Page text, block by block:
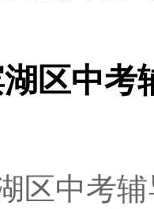
区中考
中考辅